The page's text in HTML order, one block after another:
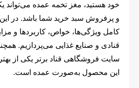
خود هستید، مغز تخمه عمده می‌تواند
و پرفروش سبد خرید شما باشد. در
کامل ویژگی‌ها، خواص، کاربردها و
قنادی و صنایع غذایی می‌پردازیم.
سایت فروشگاهی قناد برتر یکی از
این محصول به‌صورت عمده است.